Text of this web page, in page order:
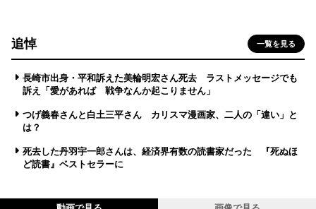
追悼 一覧を見る
長崎市出身・平和訴えた美輪明宏さん死去 ラストメッセージでも
訴え「愛があれば 戦争なんか起こりません」
つげ義春さんと白土三平さん カリスマ漫画家、二人の「違い」と
は？
死去した丹羽宇一郎さんは、経済界有数の読書家だった 『死ぬほ
ど読書』ベストセラーに